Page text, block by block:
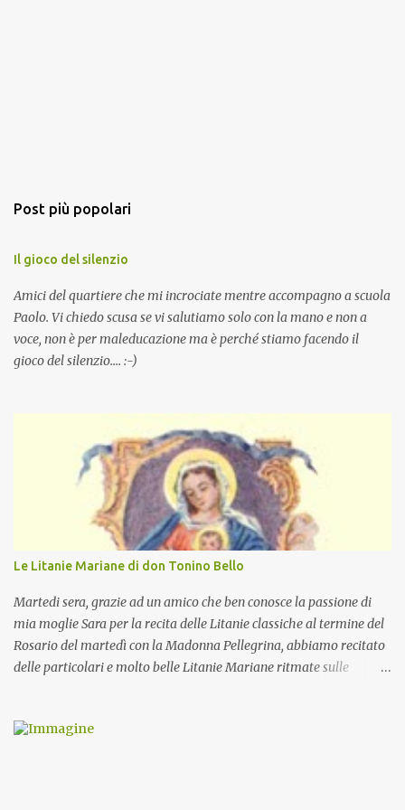
Post più popolari
Il gioco del silenzio
Amici del quartiere che mi incrociate mentre accompagno a scuola
Paolo. Vi chiedo scusa se vi salutiamo solo con la mano e non a
voce, non è per maleducazione ma è perché stiamo facendo il
gioco del silenzio.... :-)
Le Litanie Mariane di don Tonino Bello
Martedi sera, grazie ad un amico che ben conosce la passione di
mia moglie Sara per la recita delle Litanie classiche al termine del
Rosario del martedì con la Madonna Pellegrina, abbiamo recitato
delle particolari e molto belle Litanie Mariane ritmate sulle
preghiera.